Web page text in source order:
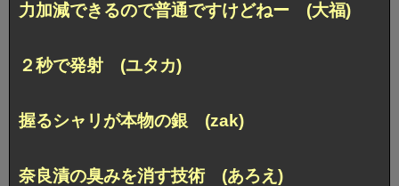
力加減できるので普通ですけどねー (大福)
２秒で発射 (ユタカ)
握るシャリが本物の銀 (zak)
奈良漬の臭みを消す技術 (あろえ)